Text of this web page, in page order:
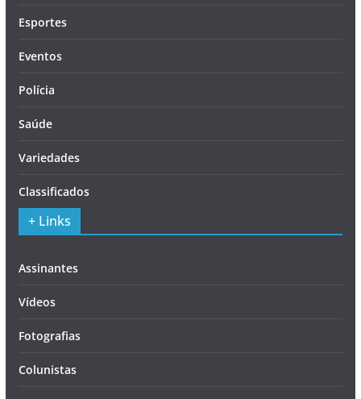
Esportes
Eventos
Polícia
Saúde
Variedades
Classificados
+ Links
Assinantes
Vídeos
Fotografias
Colunistas